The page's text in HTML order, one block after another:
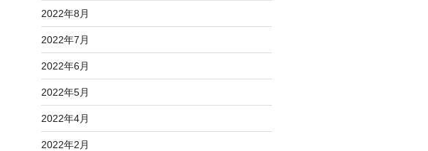
2022年8月
2022年7月
2022年6月
2022年5月
2022年4月
2022年2月